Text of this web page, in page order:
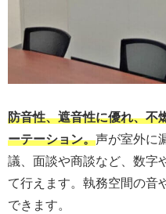
防音性、遮音性に優れ、不
ーテーション。声が室外に
議、面談や商談など、数字
て行えます。執務空間の音
できます。